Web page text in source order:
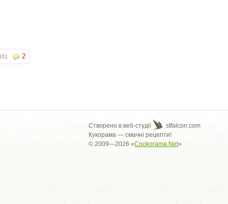
2
Створено в веб-студії
stfalcon.com
Кукорама — смачні рецепти!
© 2009—2026 «Cookorama.Net»